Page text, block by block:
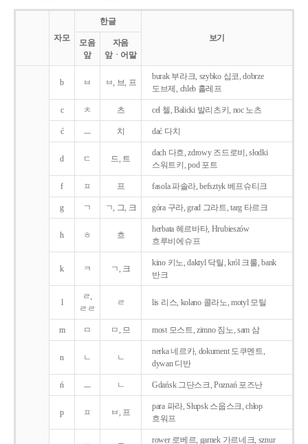
자모
한글
보기
모음
앞
자음
앞ㆍ어말
b ㅂ ㅂ, 브, 프
burak 부라크, szybko 십코, dobrze
도브제, chleb 흘레프
c ㅊ 츠 cel 첼, Balicki 발리츠키, noc 노츠
ć ㅡ 치 dać 다치
d ㄷ 드, 트
dach 다흐, zdrowy 즈드로비, słodki
스워트키, pod 포트
f ㅍ 프 fasola 파솔라, befsztyk 베프슈티크
g ㄱ ㄱ, 그, 크 góra 구라, grad 그라트, targ 타르크
h ㅎ 흐
herbata 헤르바타, Hrubieszów
흐루비에슈프
k ㅋ ㄱ, 크
kino 키노, daktyl 닥틸, król 크룰, bank
반크
l
ㄹ,
ㄹㄹ
ㄹ lis 리스, kolano 콜라노, motyl 모틸
m ㅁ ㅁ, 므 most 모스트, zimno 짐노, sam 삼
n ㄴ ㄴ
nerka 네르카, dokument 도쿠멘트,
dywan 디반
ń ㅡ ㄴ Gdańsk 그단스크, Poznań 포즈난
p ㅍ ㅂ, 프
para 파라, Słupsk 스웁스크, chłop
흐워프
rower 로베르, garnek 가르네크, sznur